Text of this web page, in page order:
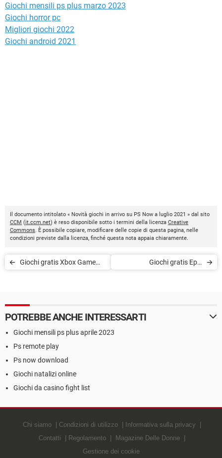
Giochi mensili ps plus marzo 2023
Giochi horror pc
Migliori giochi 2022
Giochi android 2021
Il documento intitolato « Novità giochi in arrivo su PS Now a luglio 2021 » dal sito
CCM (it.ccm.net) è reso disponibile sotto i termini della licenza Creative
Commons. È possibile copiare, modificare delle copie di questa pagina, nelle
condizioni previste dalla licenza, finché questa nota appaia chiaramente.
Giochi gratis Xbox Game
Giochi gratis Epic
POTREBBE ANCHE INTERESSARTI
Giochi mensili ps plus aprile 2023
Ps remote play
Ps now download
Giochi natalizi online
Giochi da casino fight list
Chi siamo Condizioni di utilizzo
Informativa sulla privacy
Contatti
Regolamento
Magazine Delle Donne
Gestione dei cookie